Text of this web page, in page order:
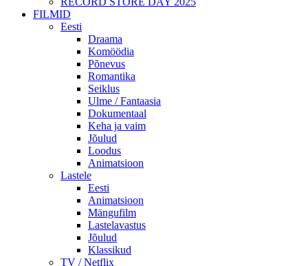
FILMID
Eesti
Draama
Komöödia
Põnevus
Romantika
Seiklus
Ulme / Fantaasia
Dokumentaal
Keha ja vaim
Jõulud
Loodus
Animatsioon
Lastele
Eesti
Animatsioon
Mängufilm
Lastelavastus
Jõulud
Klassikud
TV / Netflix